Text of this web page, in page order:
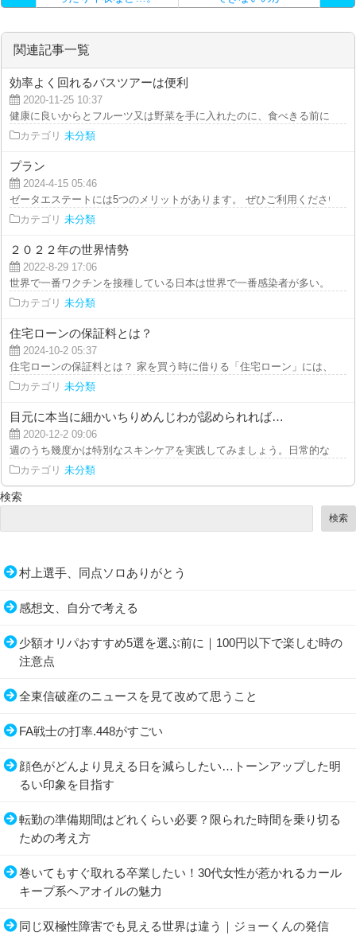
関連記事一覧
効率よく回れるバスツアーは便利
2020-11-25 10:37
健康に良いからとフルーツ又は野菜を手に入れたのに、食べきる前に腐っ
カテゴリ 未分類
プラン
2024-4-15 05:46
ゼータエステートには5つのメリットがあります。 ぜひご利用ください！
カテゴリ 未分類
２０２２年の世界情勢
2022-8-29 17:06
世界で一番ワクチンを接種している日本は世界で一番感染者が多い。 在
カテゴリ 未分類
住宅ローンの保証料とは？
2024-10-2 05:37
住宅ローンの保証料とは？ 家を買う時に借りる「住宅ローン」には、返
カテゴリ 未分類
目元に本当に細かいちりめんじわが認められれば…
2020-12-2 09:06
週のうち幾度かは特別なスキンケアを実践してみましょう。日常的なケア
カテゴリ 未分類
検索
検索
村上選手、同点ソロありがとう
感想文、自分で考える
少額オリパおすすめ5選を選ぶ前に｜100円以下で楽しむ時の
注意点
全東信破産のニュースを見て改めて思うこと
FA戦士の打率.448がすごい
顔色がどんより見える日を減らしたい…トーンアップした明
るい印象を目指す
転勤の準備期間はどれくらい必要？限られた時間を乗り切る
ための考え方
巻いてもすぐ取れる卒業したい！30代女性が惹かれるカール
キープ系ヘアオイルの魅力
同じ双極性障害でも見える世界は違う｜ジョーくんの発信